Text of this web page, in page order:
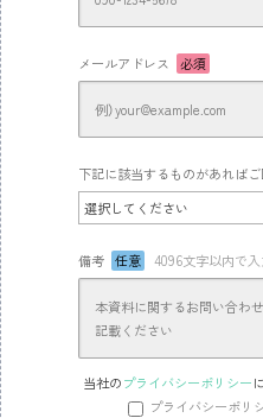
メールアドレス 必須
下記に該当するものがあればご
備考 任意 4096文字以内で
当社のプライバシーポリシー
プライバシーポリ